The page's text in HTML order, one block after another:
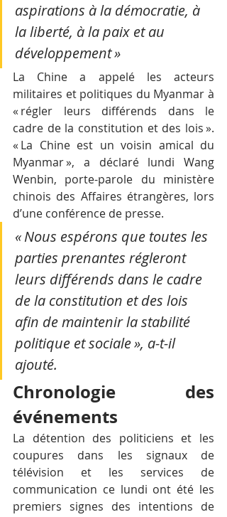
aspirations à la démocratie, à
la liberté, à la paix et au
développement »
La Chine a appelé les acteurs
militaires et politiques du Myanmar à
« régler leurs différends dans le
cadre de la constitution et des lois ».
« La Chine est un voisin amical du
Myanmar », a déclaré lundi Wang
Wenbin, porte-parole du ministère
chinois des Affaires étrangères, lors
d’une conférence de presse.
« Nous espérons que toutes les
parties prenantes régleront
leurs différends dans le cadre
de la constitution et des lois
afin de maintenir la stabilité
politique et sociale », a-t-il
ajouté.
Chronologie des
événements
La détention des politiciens et les
coupures dans les signaux de
télévision et les services de
communication ce lundi ont été les
premiers signes des intentions de